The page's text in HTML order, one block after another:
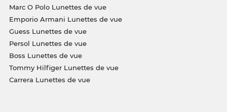
Marc O Polo Lunettes de vue
Emporio Armani Lunettes de vue
Guess Lunettes de vue
Persol Lunettes de vue
Boss Lunettes de vue
Tommy Hilfiger Lunettes de vue
Carrera Lunettes de vue